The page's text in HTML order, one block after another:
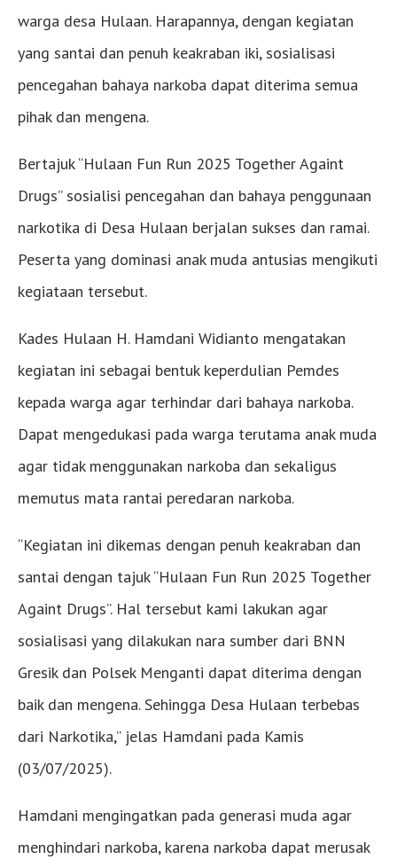
warga desa Hulaan. Harapannya, dengan kegiatan
yang santai dan penuh keakraban iki, sosialisasi
pencegahan bahaya narkoba dapat diterima semua
pihak dan mengena.
Bertajuk “Hulaan Fun Run 2025 Together Againt
Drugs” sosialisi pencegahan dan bahaya penggunaan
narkotika di Desa Hulaan berjalan sukses dan ramai.
Peserta yang dominasi anak muda antusias mengikuti
kegiataan tersebut.
Kades Hulaan H. Hamdani Widianto mengatakan
kegiatan ini sebagai bentuk keperdulian Pemdes
kepada warga agar terhindar dari bahaya narkoba.
Dapat mengedukasi pada warga terutama anak muda
agar tidak menggunakan narkoba dan sekaligus
memutus mata rantai peredaran narkoba.
“Kegiatan ini dikemas dengan penuh keakraban dan
santai dengan tajuk “Hulaan Fun Run 2025 Together
Againt Drugs”. Hal tersebut kami lakukan agar
sosialisasi yang dilakukan nara sumber dari BNN
Gresik dan Polsek Menganti dapat diterima dengan
baik dan mengena. Sehingga Desa Hulaan terbebas
dari Narkotika,” jelas Hamdani pada Kamis
(03/07/2025).
Hamdani mengingatkan pada generasi muda agar
menghindari narkoba, karena narkoba dapat merusak